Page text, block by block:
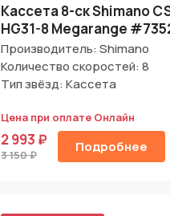
Кассета 8-ск Shimano
HG31-8 Megarange
Производитель: Shimano
Количество скоростей: 8
Тип звёзд: Кассета
Цена при оплате Онлайн
2 993 ₽
3 150 ₽ Подробнее